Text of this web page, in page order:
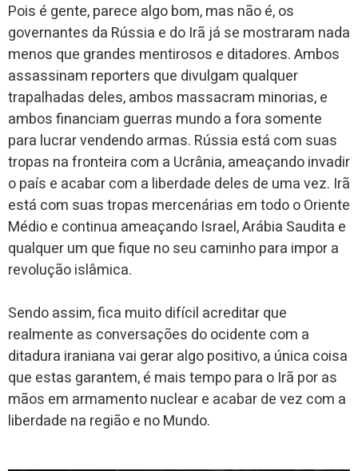
Pois é gente, parece algo bom, mas não é, os
governantes da Rússia e do Irã já se mostraram nada
menos que grandes mentirosos e ditadores. Ambos
assassinam reporters que divulgam qualquer
trapalhadas deles, ambos massacram minorias, e
ambos financiam guerras mundo a fora somente
para lucrar vendendo armas. Rússia está com suas
tropas na fronteira com a Ucrânia, ameaçando invadir
o país e acabar com a liberdade deles de uma vez. Irã
está com suas tropas mercenárias em todo o Oriente
Médio e continua ameaçando Israel, Arábia Saudita e
qualquer um que fique no seu caminho para impor a
revolução islâmica.
Sendo assim, fica muito difícil acreditar que
realmente as conversações do ocidente com a
ditadura iraniana vai gerar algo positivo, a única coisa
que estas garantem, é mais tempo para o Irã por as
mãos em armamento nuclear e acabar de vez com a
liberdade na região e no Mundo.